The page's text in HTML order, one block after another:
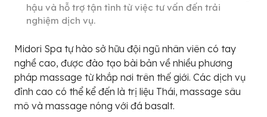
hậu và hỗ trợ tận tình từ việc tư vấn đến trải
nghiệm dịch vụ.
Midori Spa tự hào sở hữu đội ngũ nhân viên có tay
nghề cao, được đào tạo bài bản về nhiều phương
pháp massage từ khắp nơi trên thế giới. Các dịch vụ
đỉnh cao có thể kể đến là trị liệu Thái, massage sâu
mô và massage nóng với đá basalt.